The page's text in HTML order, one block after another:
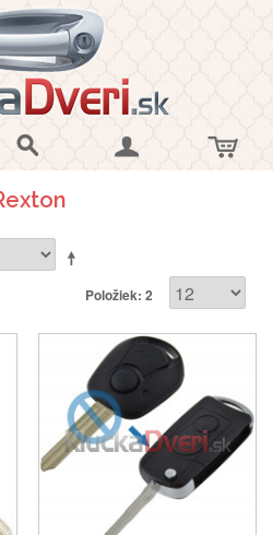
Položiek: 2